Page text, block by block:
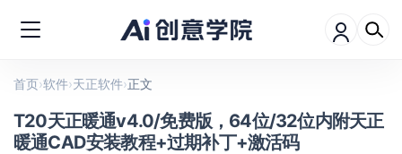
首页›软件›天正软件›正文
T20天正暖通v4.0/免费版，64位/32位内附天正
暖通CAD安装教程+过期补丁+激活码